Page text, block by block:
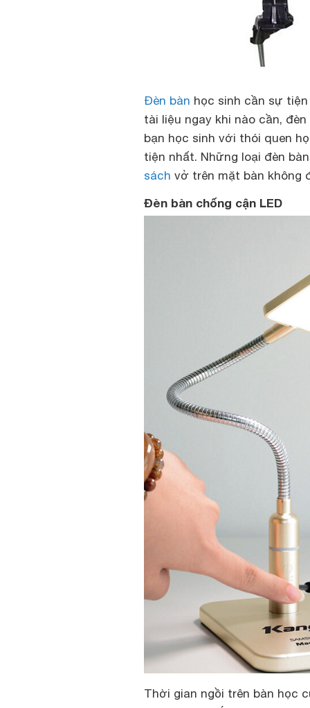
Đèn bàn học sinh cần sự
tài liệu ngay khi nào cần,
bạn học sinh với thói quen
tiện nhất. Những loại đèn
sách vở trên mặt bàn không
Đèn bàn chống cận LED
Thời gian ngồi trên bàn học